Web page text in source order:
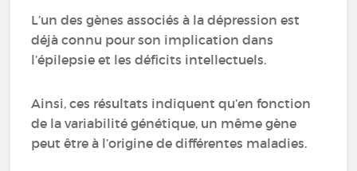
L’un des gènes associés à la dépression est
déjà connu pour son implication dans
l’épilepsie et les déficits intellectuels.
Ainsi, ces résultats indiquent qu’en fonction
de la variabilité génétique, un même gène
peut être à l’origine de différentes maladies.